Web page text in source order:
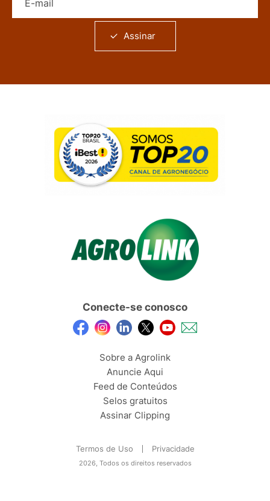
Assinar
Conecte-se conosco
Sobre a Agrolink
Anuncie Aqui
Feed de Conteúdos
Selos gratuitos
Assinar Clipping
Termos de Uso Privacidade
2026, Todos os direitos reservados